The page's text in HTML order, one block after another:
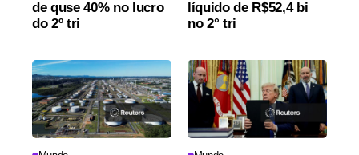
de quse 40% no lucro
do 2º tri
líquido de R$52,4 bi
no 2° tri